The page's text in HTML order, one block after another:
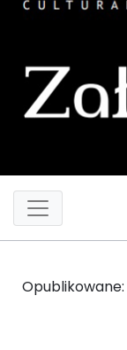
Opublikowane: